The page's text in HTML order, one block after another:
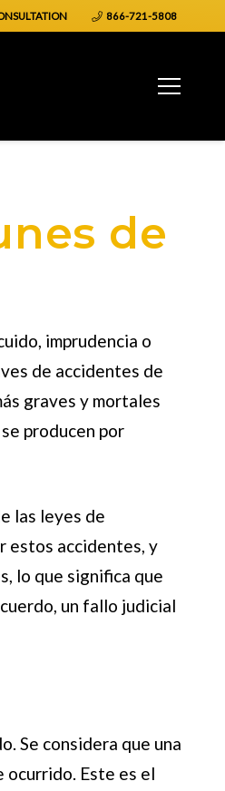
866-721-5808
de
imprudencia o
de accidentes de
graves y mortales
producen por
las leyes de
estos accidentes, y
lo que significa que
un fallo judicial
Se considera que una
ocurrido. Este es el